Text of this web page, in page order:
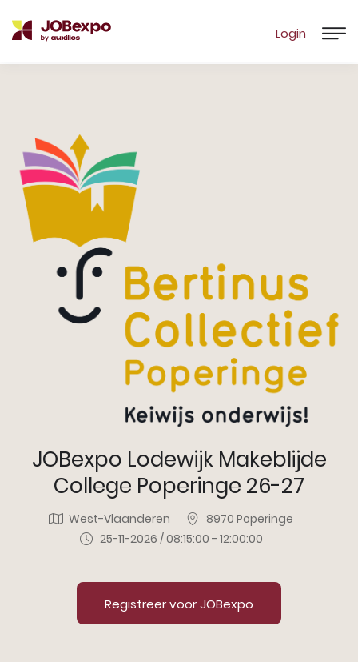
Login
JOBexpo Lodewijk Makeblijde
College Poperinge 26-27
West-Vlaanderen
8970 Poperinge
25-11-2026 / 08:15:00 - 12:00:00
Registreer voor JOBexpo